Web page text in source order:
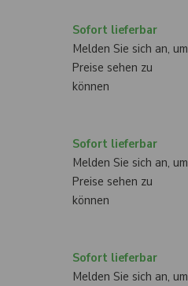
Sofort lieferbar
Melden Sie sich an, um
Preise sehen zu
können
Sofort lieferbar
Melden Sie sich an, um
Preise sehen zu
können
Sofort lieferbar
Melden Sie sich an, um